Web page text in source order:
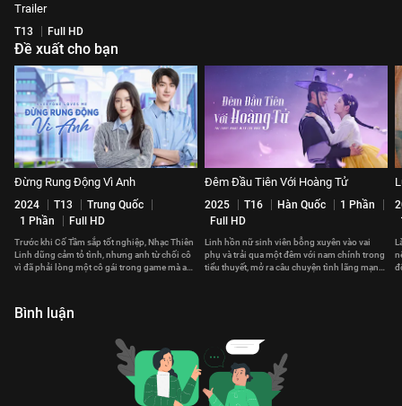
Trailer
T13 Full HD
Đề xuất cho bạn
Đừng Rung Động Vì Anh
2024 T13
Trung Quốc
1 Phần
Full HD
Trước khi Cố Tầm sắp tốt nghiệp, Nhạc Thiên
Linh dũng cảm tỏ tình, nhưng anh từ chối cô
vì đã phải lòng một cô gái trong game mà anh
Đêm Đầu Tiên Với Hoàng Tử
2025 T16 Hàn Quốc
1 Phần
Full HD
Linh hồn nữ sinh viên bỗng xuyên vào vai
phụ và trải qua một đêm với nam chính trong
tiểu thuyết, mở ra câu chuyện tình lãng mạn
Bình luận